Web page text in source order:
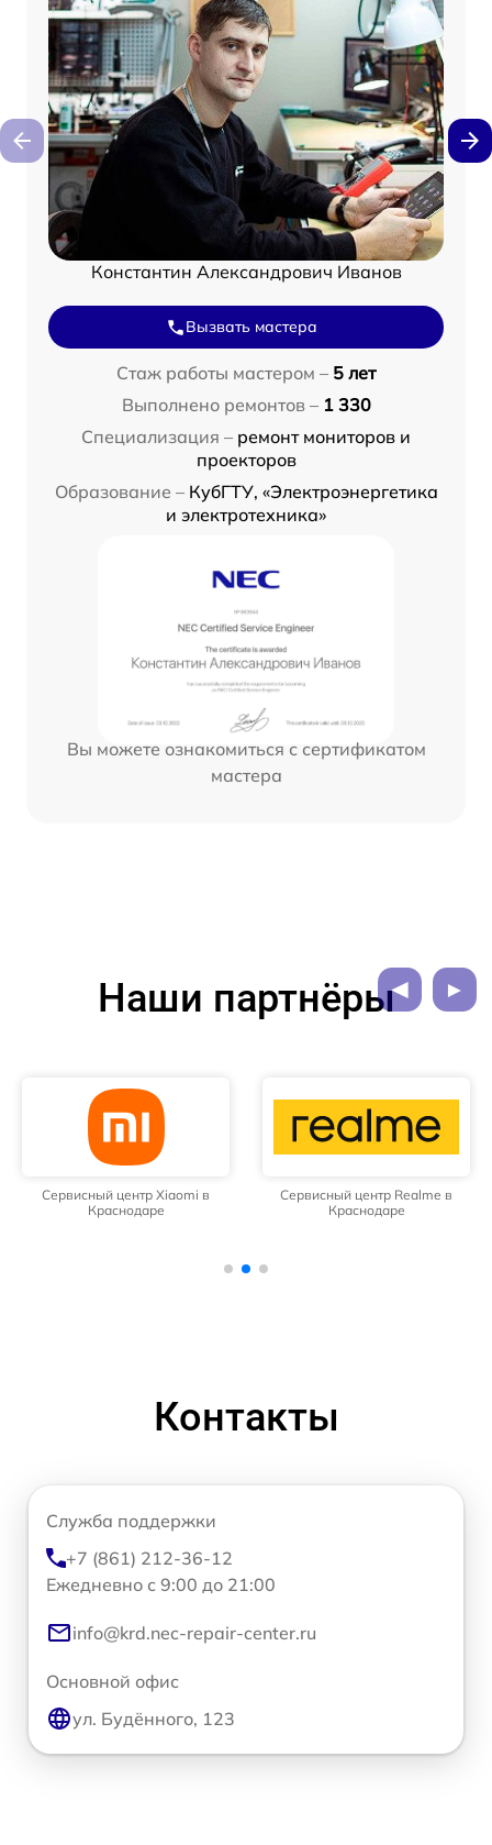
Константин Александрович Иванов
Вызвать мастера
Стаж работы мастером – 5 лет
Выполнено ремонтов – 1 330
Специализация – ремонт мониторов и
проекторов
Образование – КубГТУ, «Электроэнергетика
и электротехника»
Вы можете ознакомиться с сертификатом
мастера
Наши партнёры
Сервисный центр Xiaomi в
Краснодаре
Сервисный центр Realme в
Краснодаре
Контакты
Служба поддержки
+7 (861) 212-36-12
Ежедневно с 9:00 до 21:00
info@krd.nec-repair-center.ru
Основной офис
ул. Будённого, 123